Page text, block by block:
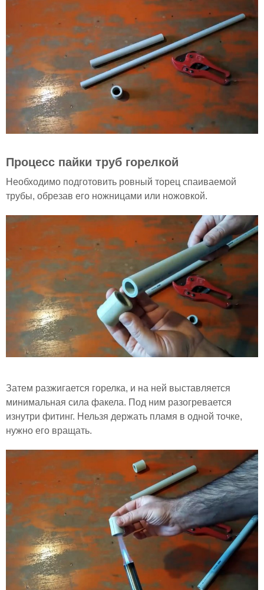
Процесс пайки труб горелкой
Необходимо подготовить ровный торец спаиваемой
трубы, обрезав его ножницами или ножовкой.
Затем разжигается горелка, и на ней выставляется
минимальная сила факела. Под ним разогревается
изнутри фитинг. Нельзя держать пламя в одной точке,
нужно его вращать.